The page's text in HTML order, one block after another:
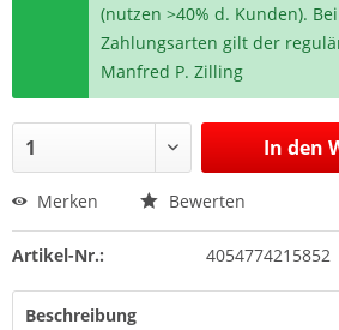
(nutzen >40% d. Kunden).
Zahlungsarten gilt der
Manfred P. Zilling
In den
Merken Bewerten
Artikel-Nr.: 4054774215852
Beschreibung